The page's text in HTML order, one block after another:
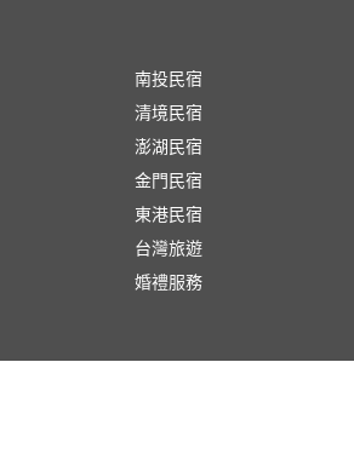
南投民宿
清境民宿
澎湖民宿
金門民宿
東港民宿
台灣旅遊
婚禮服務